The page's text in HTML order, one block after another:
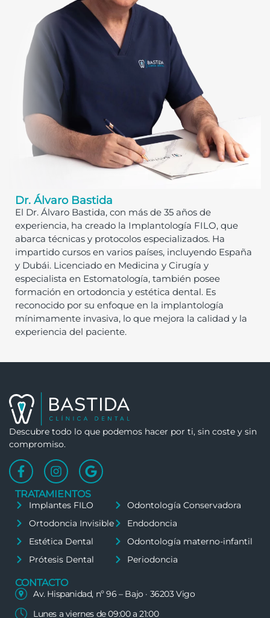
Dr. Álvaro Bastida
El Dr. Álvaro Bastida, con más de 35 años de
experiencia, ha creado la Implantología FILO, que
abarca técnicas y protocolos especializados. Ha
impartido cursos en varios países, incluyendo España
y Dubái. Licenciado en Medicina y Cirugía y
especialista en Estomatología, también posee
formación en ortodoncia y estética dental. Es
reconocido por su enfoque en la implantología
mínimamente invasiva, lo que mejora la calidad y la
experiencia del paciente.
Descubre todo lo que podemos hacer por ti, sin coste y sin
compromiso.
TRATAMIENTOS
Implantes FILO
Ortodoncia Invisible
Estética Dental
Prótesis Dental
Odontología Conservadora
Endodoncia
Odontología materno-infantil
Periodoncia
CONTACTO
Av. Hispanidad, nº 96 – Bajo · 36203 Vigo
Lunes a viernes de 09:00 a 21:00